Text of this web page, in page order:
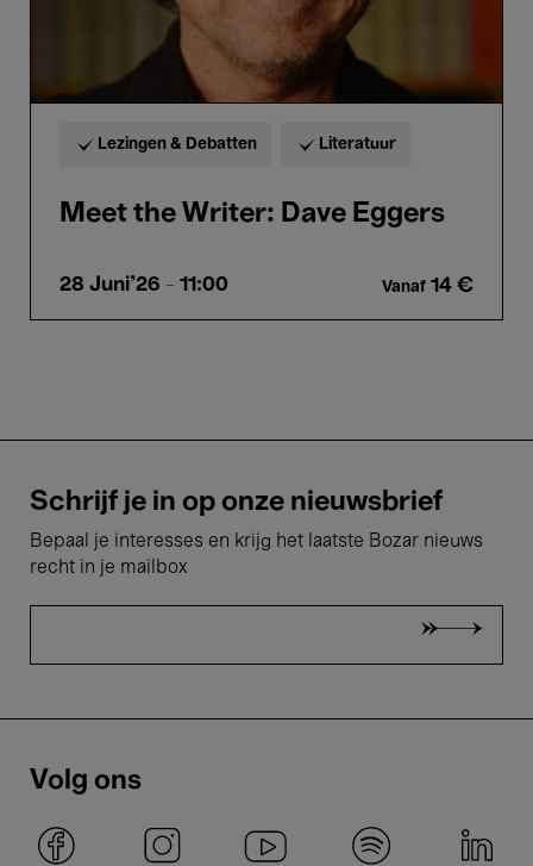
Lezingen & Debatten Literatuur
Meet the Writer: Dave Eggers
28 Juni'26 - 11:00 Vanaf 14 €
Schrijf je in op onze nieuwsbrief
Bepaal je interesses en krijg het laatste Bozar nieuws
recht in je mailbox
Volg ons